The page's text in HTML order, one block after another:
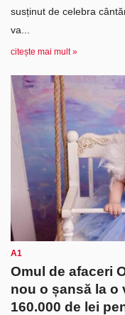
susținut de celebra
va...
citește mai mult »
A1
Omul de afaceri
nou o șansă la o
160.000 de lei